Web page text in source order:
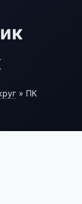
» ПК